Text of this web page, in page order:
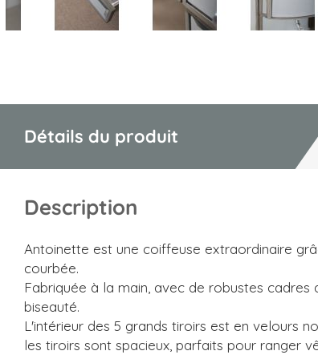
beginning
gallery
Détails du produit
Description
Antoinette est une coiffeuse extraordinaire
courbée.
Fabriquée à la main, avec de robustes
biseauté.
L'intérieur des 5 grands tiroirs est en velours
les tiroirs sont spacieux, parfaits pour ranger